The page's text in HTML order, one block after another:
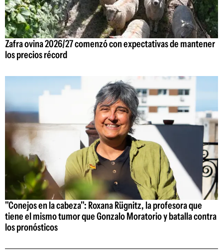
Zafra ovina 2026/27 comenzó con expectativas de mantener
los precios récord
"Conejos en la cabeza": Roxana Rügnitz, la profesora que
tiene el mismo tumor que Gonzalo Moratorio y batalla contra
los pronósticos